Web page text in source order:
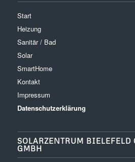
Start
Heizung
Sanitär / Bad
Solar
SmartHome
Kontakt
Impressum
Datenschutzerklärung
SOLARZENTRUM BIELEFELD
GMBH